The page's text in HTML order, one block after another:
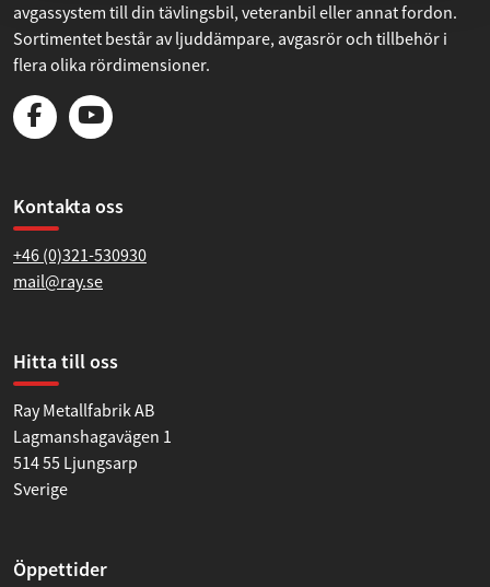
avgassystem till din tävlingsbil, veteranbil eller annat fordon.
Sortimentet består av ljuddämpare, avgasrör och tillbehör i
flera olika rördimensioner.
Kontakta oss
+46 (0)321-530930
mail@ray.se
Hitta till oss
Ray Metallfabrik AB
Lagmanshagavägen 1
514 55 Ljungsarp
Sverige
Öppettider